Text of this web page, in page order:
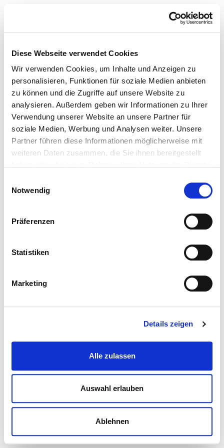
Diese Webseite verwendet Cookies
Wir verwenden Cookies, um Inhalte und Anzeigen zu
personalisieren, Funktionen für soziale Medien anbieten
zu können und die Zugriffe auf unsere Website zu
analysieren. Außerdem geben wir Informationen zu Ihrer
Verwendung unserer Website an unsere Partner für
soziale Medien, Werbung und Analysen weiter. Unsere
Partner führen diese Informationen möglicherweise mit
weiteren Daten zusammen, die Sie ihnen bereitgestellt
Notwendig
Präferenzen
Statistiken
Marketing
Details zeigen
Alle zulassen
Auswahl erlauben
Ablehnen